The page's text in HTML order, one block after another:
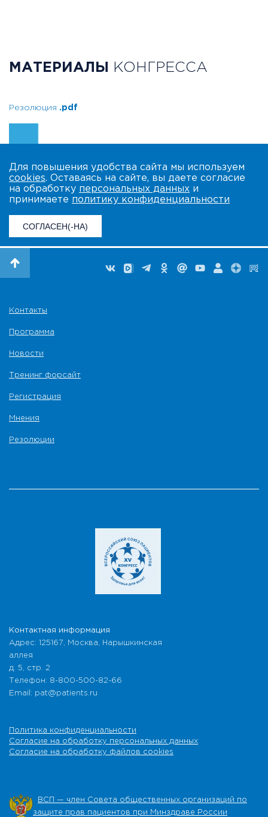
МАТЕРИАЛЫ КОНГРЕССА
Резолюция .pdf
Для повышения удобства сайта мы используем
cookies. Оставаясь на сайте, вы даете согласие
на обработку персональных данных и
принимаете политику конфиденциальности
СОГЛАСЕН(-НА)
Контакты
Программа
Новости
Тренинг форсайт
Регистрация
Мнения
Резолюции
Контактная информация
Адрес: 125167, Москва, Нарышкинская
аллея
д. 5, стр. 2
Телефон: 8-800-500-82-66
Email: pat@patients.ru
Политика конфиденциальности
Согласие на обработку персональных данных
Согласие на обработку файлов cookies
ВСП — член Совета общественных организаций по
защите прав пациентов при Минздраве России